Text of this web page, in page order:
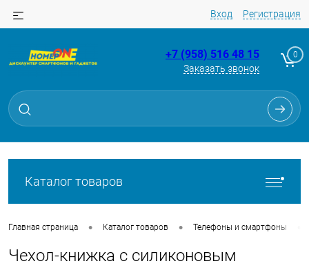
Вход Регистрация
+7 (958) 516 48 15
Заказать звонок
0
Каталог товаров
Главная страница • Каталог товаров • Телефоны и смартфоны
Чехол-книжка с силиконовым
Для клиентов всех банков
Разбейте
без переплат
Сегодня